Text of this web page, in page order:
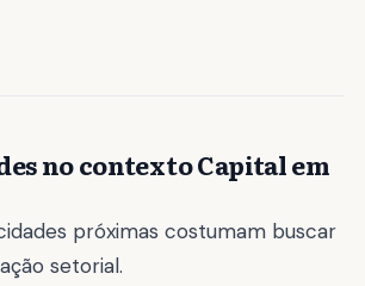
no contexto Capital em
próximas costumam buscar
setorial.